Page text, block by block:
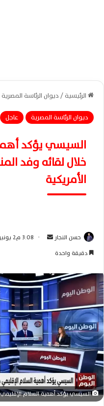
الرئيسية/ديوان الرئاسة المصرية
ديوان الرئاسة المصرية
عاجل
السيسي يؤكد
خلال لقائه وفد
الأمريكية
حسن النجار
ل
ب
ي
د
ا
إ
ل
ك
ت
ر
و
3:08 م2 يونيو، 2026
دقيقة واحدة
السيسي يؤكد أهمية السلام الإقليمي